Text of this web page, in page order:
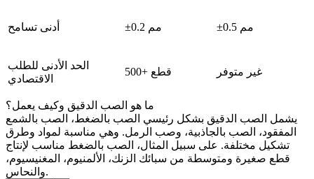
أدنى تسامح ±0.2 مم ±0.5 مم
الحد الأدنى للطلب
الاقتصادي
500+ قطع غير متوفر
ما هو الصب الدقيق وكيف يعمل؟
يشمل الصب الدقيق بشكل رئيسي الصب بالضغط، الصب بالشمع
المفقود، الصب بالجاذبية، وصب الرمل. وهي مناسبة لمواد وطرق
تشكيل مختلفة. على سبيل المثال، الصب بالضغط مناسب لإنتاج
قطع صغيرة ومتوسطة من سبائك الزنك، الألمنيوم، المغنيسيوم،
والنحاس.